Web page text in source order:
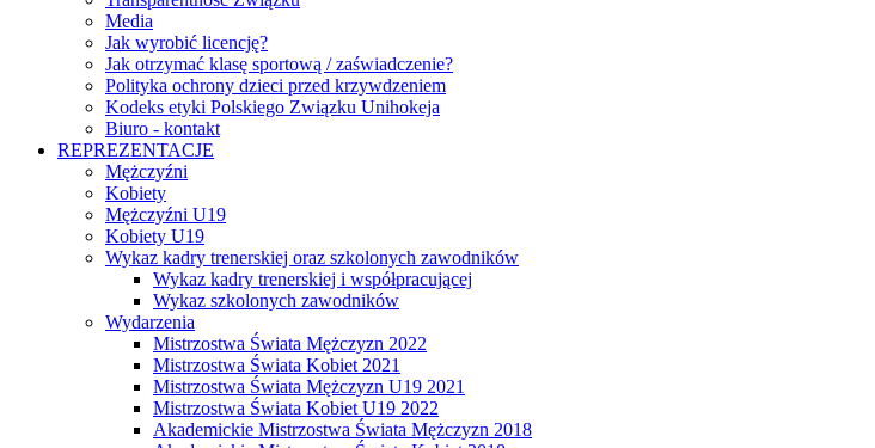
Media
Jak wyrobić licencję?
Jak otrzymać klasę sportową / zaświadczenie?
Polityka ochrony dzieci przed krzywdzeniem
Kodeks etyki Polskiego Związku Unihokeja
Biuro - kontakt
REPREZENTACJE
Mężczyźni
Kobiety
Mężczyźni U19
Kobiety U19
Wykaz kadry trenerskiej oraz szkolonych zawodników
Wykaz kadry trenerskiej i współpracującej
Wykaz szkolonych zawodników
Wydarzenia
Mistrzostwa Świata Mężczyzn 2022
Mistrzostwa Świata Kobiet 2021
Mistrzostwa Świata Mężczyzn U19 2021
Mistrzostwa Świata Kobiet U19 2022
Akademickie Mistrzostwa Świata Mężczyzn 2018